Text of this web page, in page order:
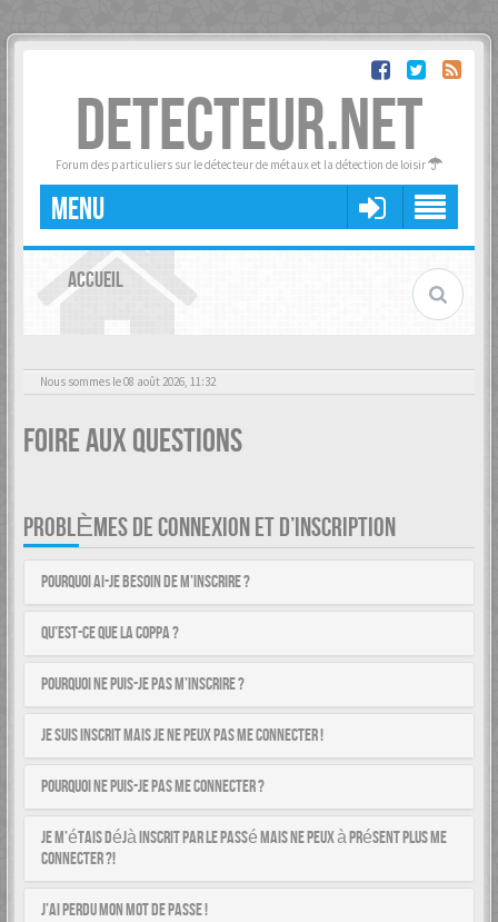
DETECTEUR.NET
Forum des particuliers sur le détecteur de métaux et la détection de loisir
MENU
ACCUEIL
Nous sommes le 08 août 2026, 11:32
Foire aux questions
PROBLÈMES DE CONNEXION ET D’INSCRIPTION
Pourquoi ai-je besoin de m’inscrire ?
Qu’est-ce que la COPPA ?
Pourquoi ne puis-je pas m’inscrire ?
Je suis inscrit mais je ne peux pas me connecter !
Pourquoi ne puis-je pas me connecter ?
Je m’étais déjà inscrit par le passé mais ne peux à présent plus me
connecter ?!
J’ai perdu mon mot de passe !